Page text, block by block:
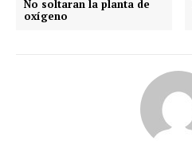
No soltaran la planta de
oxígeno